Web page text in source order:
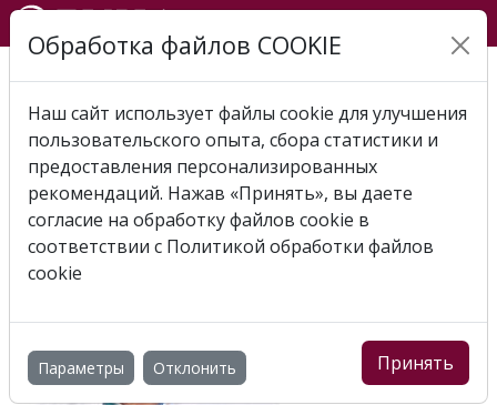
Главная Специалисты
Забабуха Иван
Иванович
Обработка файлов COOKIE
Наш сайт использует файлы cookie для улучшения
пользовательского опыта, сбора статистики и
предоставления персонализированных
рекомендаций. Нажав «Принять», вы даете
согласие на обработку файлов cookie в
соответствии с Политикой обработки файлов
cookie
Параметры Отклонить Принять